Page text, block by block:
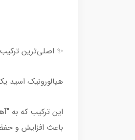
✨ اصلی‌ترین ترکیب به‌کار رفته در این سرم ۶ نوع
هیالورونیک اسید
این ترکیب که به
باعث افزایش و